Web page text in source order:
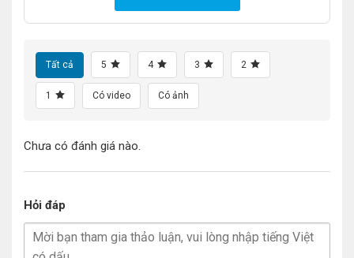
Tất cả 5 4 3 2
1 Có video Có ảnh
Chưa có đánh giá nào.
Hỏi đáp